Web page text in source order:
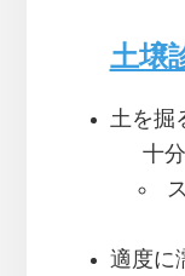
土壌
土を掘
十
適度に